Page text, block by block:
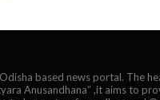
based news portal. The
Anusandhana” ,it aims to